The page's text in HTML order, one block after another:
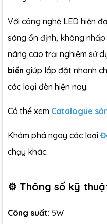
Với công nghệ LED hiện
sáng ổn định, không
nâng cao trải nghiệm sử
biến giúp lắp đặt nhanh
các loại đèn hiện nay.
Có thể xem Catalogue
Khám phá ngay các loại
chạy khác.
⚙️ Thông số kỹ
Công suất: 5W